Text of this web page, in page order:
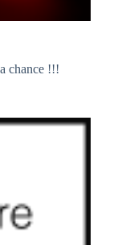
chance !!!